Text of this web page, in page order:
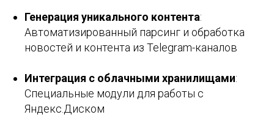
Генерация уникального контента:
Автоматизированный парсинг и обработка
новостей и контента из Telegram-каналов
Интеграция с облачными хранилищами:
Специальные модули для работы с
Яндекс.Диском